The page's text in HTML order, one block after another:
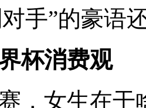
手”的豪语
杯消费观
，女生在干